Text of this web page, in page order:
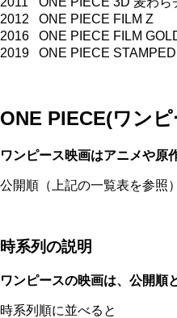
2012
ONE PIECE FILM Z
2016
ONE PIECE FILM
2019
ONE PIECE
ONE PIECE(ワン
ワンピース映画はアニメや原
公開順（上記の一覧表を参照
時系列の説明
ワンピースの映画は、公開順
時系列順に並べると